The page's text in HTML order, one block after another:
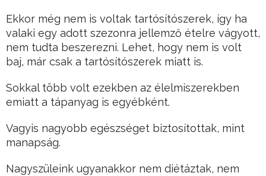
Ekkor még nem is voltak tartósítószerek, így ha
valaki egy adott szezonra jellemző ételre vágyott,
nem tudta beszerezni. Lehet, hogy nem is volt
baj, már csak a tartósítószerek miatt is.
Sokkal több volt ezekben az élelmiszerekben
emiatt a tápanyag is egyébként.
Vagyis nagyobb egészséget biztosítottak, mint
manapság.
Nagyszüleink ugyanakkor nem diétáztak, nem